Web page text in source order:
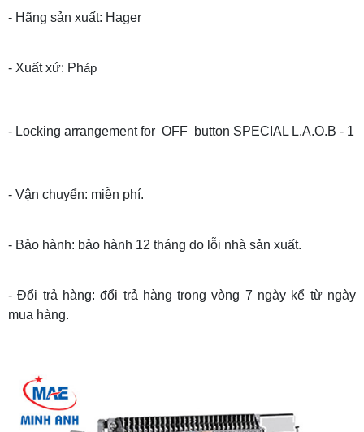
- Hãng sản xuất: Hager
- Xuất xứ: Pháp
- Locking arrangement for OFF button SPECIAL L.A.O.B - 1
- Vận chuyển: miễn phí.
- Bảo hành: bảo hành 12 tháng do lỗi nhà sản xuất.
- Đổi trả hàng: đổi trả hàng trong vòng 7 ngày kể từ ngày
mua hàng.